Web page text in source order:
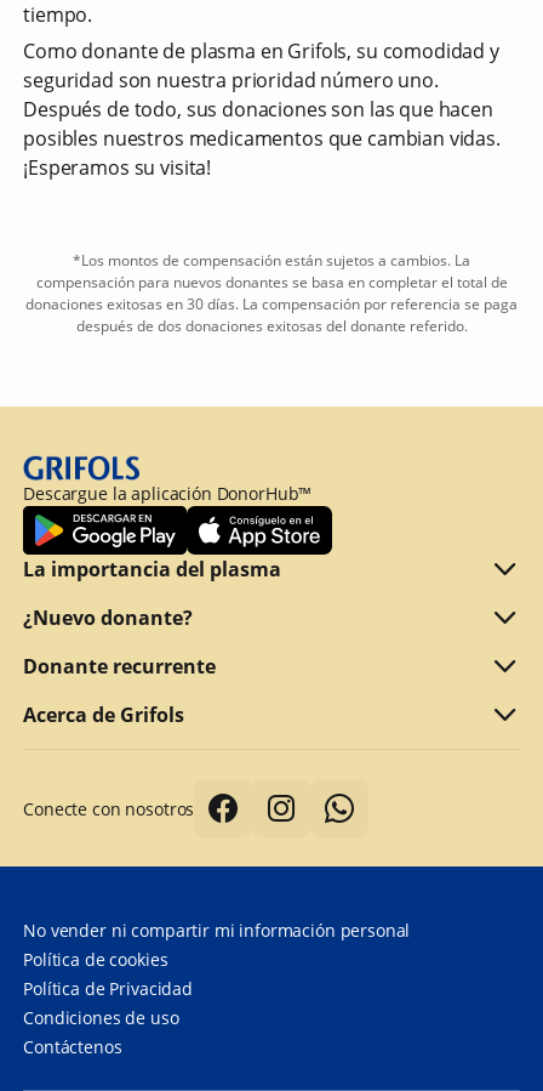
tiempo.
Como donante de plasma en Grifols, su comodidad y
seguridad son nuestra prioridad número uno.
Después de todo, sus donaciones son las que hacen
posibles nuestros medicamentos que cambian vidas.
¡Esperamos su visita!
*Los montos de compensación están sujetos a cambios. La
compensación para nuevos donantes se basa en completar el total de
donaciones exitosas en 30 días. La compensación por referencia se paga
después de dos donaciones exitosas del donante referido.
Descargue la aplicación DonorHub™
La importancia del plasma
Qué es el plasma
Motivos para donar
Por qué ofrecemos una retribución
¿Nuevo donante?
¿Cumple los requisitos para donar?
¿Qué documentos debe presentar?
Recomendaciones para una mejor donación
La seguridad del donante es lo más importante
¿Con qué frecuencia puedo donar plasma?
Preguntas frecuentes
Donante recurrente
Refer a friend
DonorHub™
Specialty plasma programs
Acerca de Grifols
Corporate Affairs
Grifols
Conecte con nosotros
No vender ni compartir mi información personal
Política de cookies
Política de Privacidad
Condiciones de uso
Contáctenos